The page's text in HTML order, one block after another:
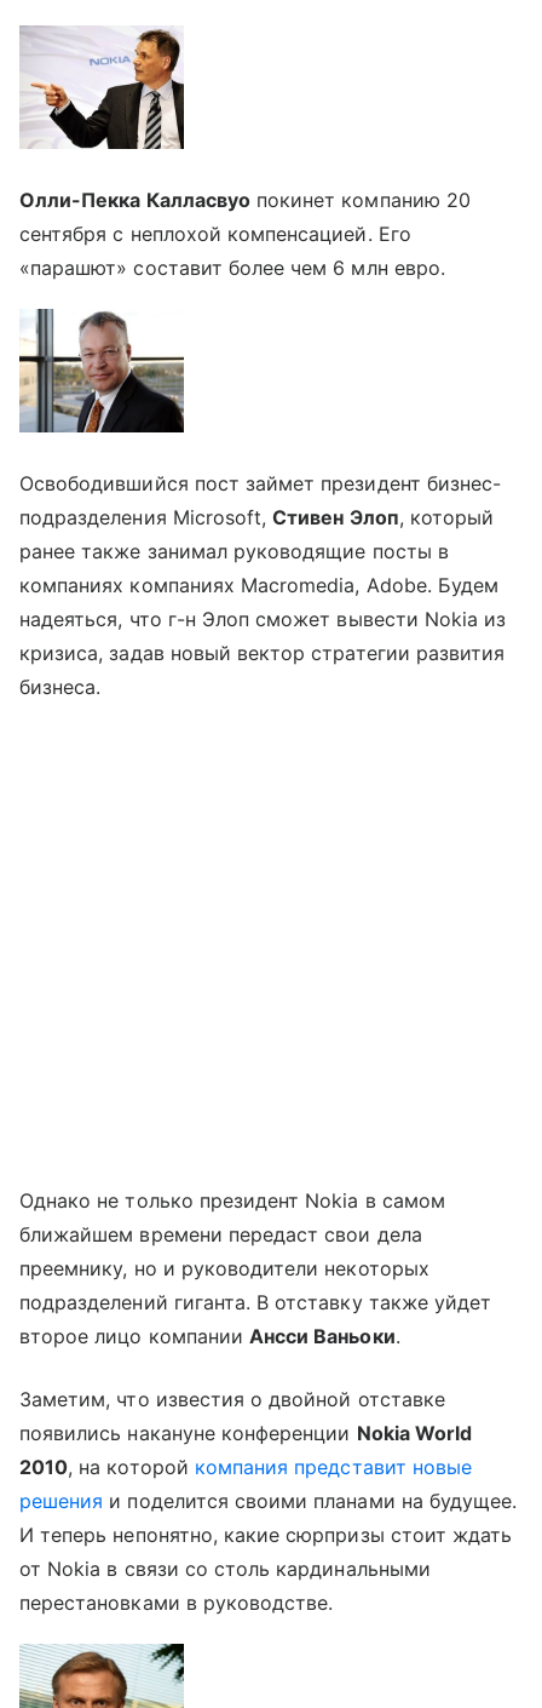
Олли-Пекка Калласвуопокинет компанию 20
сентября с неплохой компенсацией. Его
«парашют» составит более чем 6 млн евро.
Освободившийся пост займет президент бизнес-
подразделения Microsoft,Стивен Элоп, который
ранее также занимал руководящие посты в
компаниях компаниях Macromedia, Adobe. Будем
надеяться, что г-н Элоп сможет вывести Nokia из
кризиса, задав новый вектор стратегии развития
бизнеса.
Однако не только президент Nokia в самом
ближайшем времени передаст свои дела
преемнику, но и руководители некоторых
подразделений гиганта. В отставку также уйдет
второе лицо компанииАнсси Ваньоки.
Заметим, что известия о двойной отставке
появились накануне конференции Nokia World
2010, на которой компания представит новые
решения и поделится своими планами на будущее.
И теперь непонятно, какие сюрпризы стоит ждать
от Nokia в связи со столь кардинальными
перестановками в руководстве.